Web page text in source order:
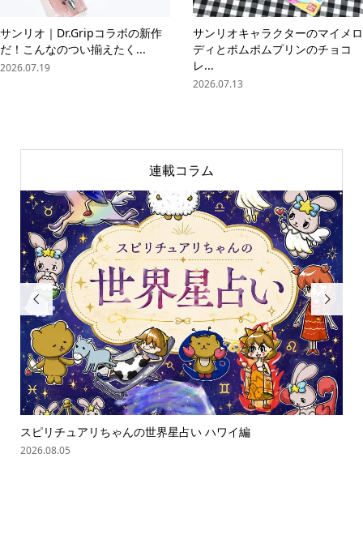
サンリオ｜Dr.Gripコラボの新作
だ！こんなのつい揃えたく...
2026.07.19
サンリオキャラクターのマイメロ
ディとポムポムプリンのチョコ
レ...
2026.07.13
連載コラム

スピリチュアリちゃんの世界星占い ハワイ編
2026.08.05
